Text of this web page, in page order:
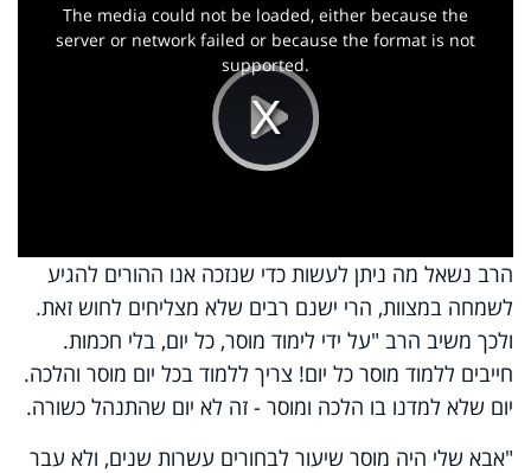
Play
Video
The media could not be loaded, either because the
server or network failed or because the format is not
supported.
הרב נשאל מה ניתן לעשות כדי שנזכה אנו ההורים להגיע
לשמחה במצוות, הרי ישנם רבים שלא מצליחים לחוש זאת.
ולכך משיב הרב "על ידי לימוד מוסר, כל יום, בלי חכמות.
חייבים ללמוד מוסר כל יום! צריך ללמוד בכל יום מוסר והלכה.
יום שלא למדנו בו הלכה ומוסר - זה לא יום שהתנהל כשורה.
"אבא שלי היה מוסר שיעור לבחורים עשרות שנים, ולא עבר